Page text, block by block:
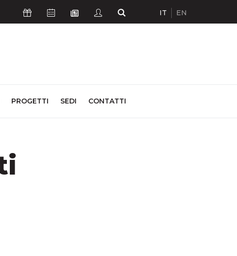
Icona SostieniciIcona Calendario Eventi
Icona Newsletter
Icona StudentiIcona Cerca
IT EN
PROGETTI SEDI CONTATTI